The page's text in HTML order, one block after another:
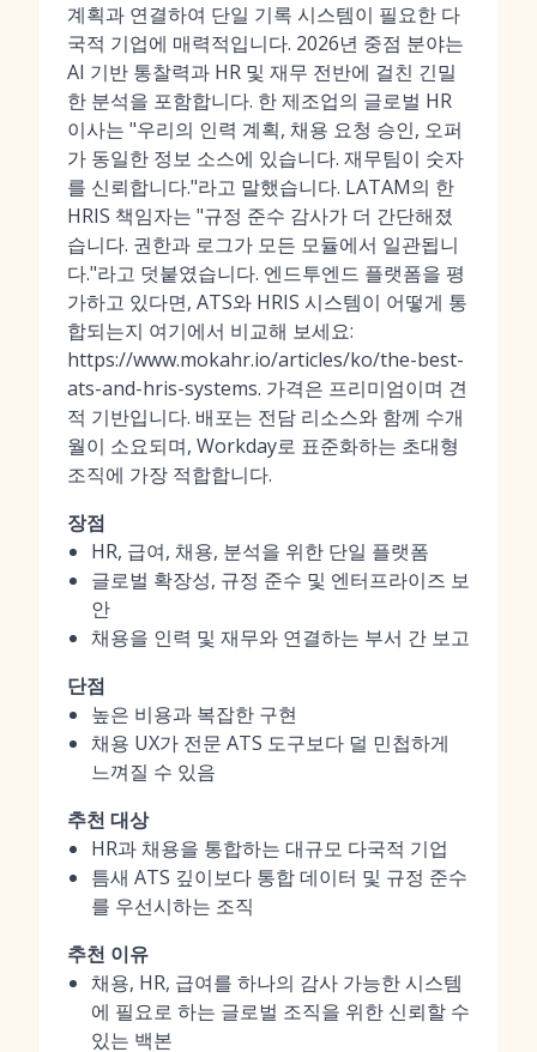
계획과 연결하여 단일 기록 시스템이 필요한 다
국적 기업에 매력적입니다. 2026년 중점 분야는
AI 기반 통찰력과 HR 및 재무 전반에 걸친 긴밀
한 분석을 포함합니다. 한 제조업의 글로벌 HR
이사는 "우리의 인력 계획, 채용 요청 승인, 오퍼
가 동일한 정보 소스에 있습니다. 재무팀이 숫자
를 신뢰합니다."라고 말했습니다. LATAM의 한
HRIS 책임자는 "규정 준수 감사가 더 간단해졌
습니다. 권한과 로그가 모든 모듈에서 일관됩니
다."라고 덧붙였습니다. 엔드투엔드 플랫폼을 평
가하고 있다면, ATS와 HRIS 시스템이 어떻게 통
합되는지 여기에서 비교해 보세요:
https://www.mokahr.io/articles/ko/the-best-
ats-and-hris-systems. 가격은 프리미엄이며 견
적 기반입니다. 배포는 전담 리소스와 함께 수개
월이 소요되며, Workday로 표준화하는 초대형
조직에 가장 적합합니다.
장점
HR, 급여, 채용, 분석을 위한 단일 플랫폼
글로벌 확장성, 규정 준수 및 엔터프라이즈 보
안
채용을 인력 및 재무와 연결하는 부서 간 보고
단점
높은 비용과 복잡한 구현
채용 UX가 전문 ATS 도구보다 덜 민첩하게
느껴질 수 있음
추천 대상
HR과 채용을 통합하는 대규모 다국적 기업
틈새 ATS 깊이보다 통합 데이터 및 규정 준수
를 우선시하는 조직
추천 이유
채용, HR, 급여를 하나의 감사 가능한 시스템
에 필요로 하는 글로벌 조직을 위한 신뢰할 수
있는 백본